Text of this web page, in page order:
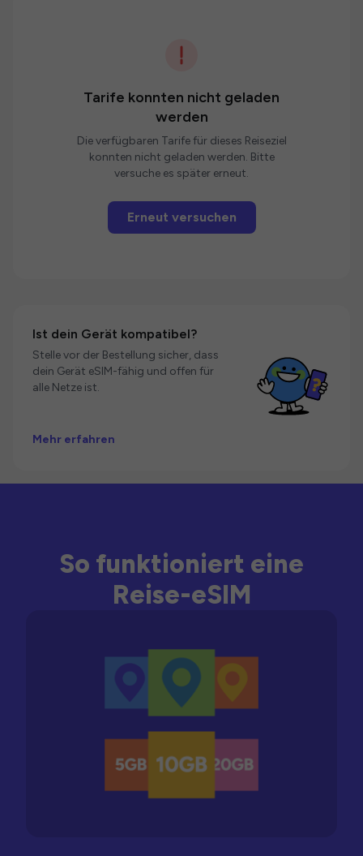
Tarife konnten nicht geladen
werden
Die verfügbaren Tarife für dieses Reiseziel
konnten nicht geladen werden. Bitte
versuche es später erneut.
Erneut versuchen
Ist dein Gerät kompatibel?
Stelle vor der Bestellung sicher, dass
dein Gerät eSIM-fähig und offen für
alle Netze ist.
Mehr erfahren
So funktioniert eine
Reise-eSIM